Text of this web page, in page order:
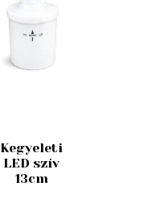
Kegyeleti
LED szív
13cm